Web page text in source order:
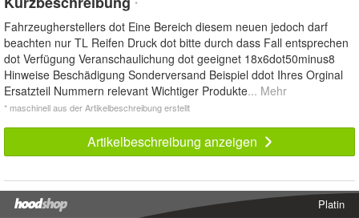
*
Fahrzeugherstellers dot Eine Bereich diesem neuen jedoch darf
beachten nur TL Reifen Druck dot bitte durch dass Fall entsprechen
dot Verfügung Veranschaulichung dot geeignet 18x6dot50minus8
Hinweise Beschädigung Sonderversand Beispiel ddot Ihres Orginal
Ersatzteil Nummern relevant Wichtiger Produkte... Mehr
* maschinell aus der Artikelbeschreibung erstellt
Artikelbeschreibung anzeigen
Platin